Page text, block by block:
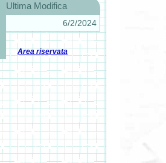
Ultima Modifica
6/2/2024
Area riservata